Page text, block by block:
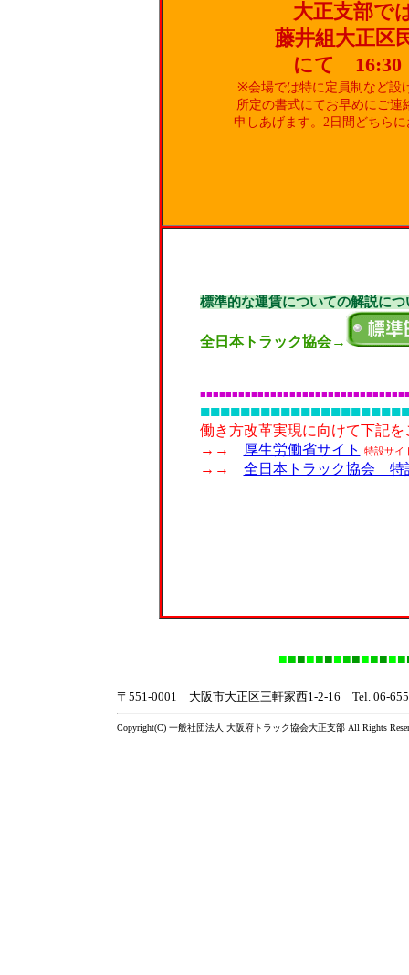
大正支部で
藤井組大正区
にて 16:30
※会場では特に定員制など設
所定の書式にてお早めにご
申しあげます。2日間どちら
標準的な運賃についての解説に
全日本トラック協会→
■■■■■■■■■■■■■■■■■■■■
働き方改革実現に向けて下記を
→→
厚生労働省サイト 特設サイ
→→ 全日本トラック協会 特
■■■■■■■■■■■■■■
〒551-0001 大阪市大正区三軒家西1-2-16 Tel. 06-
Copyright(C) 一般社団法人 大阪府トラック協会大正支部 All Rights